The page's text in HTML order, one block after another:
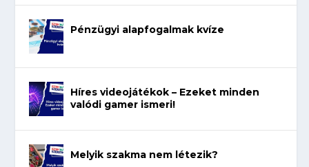
Pénzügyi alapfogalmak kvíze
Híres videojátékok – Ezeket minden
valódi gamer ismeri!
Melyik szakma nem létezik?